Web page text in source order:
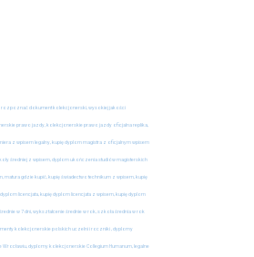
rozpoznać dokument kolekcjonerski, wysokiej jakości
prawo jazdy, kolekcjonerskie prawo jazdy oficjalna replika,
z wpisem legalny, kupię dyplom magistra z oficjalnym wpisem
średniej z wpisem, dyplom ukończenia studiów magisterskich
gdzie kupić, kupię świadectwo technikum z wpisem, kupię
licencjata, kupię dyplom licencjata z wpisem, kupię dyplom
w 7 dni, wykształcenie średnie w rok, szkoła średnia w rok
kolekcjonerskie polskich uczelni i roczniki , dyplomy
dyplomy kolekcjonerskie Collegium Humanum, legalne